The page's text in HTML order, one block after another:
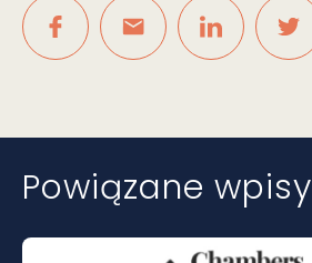
Powiązane wpisy